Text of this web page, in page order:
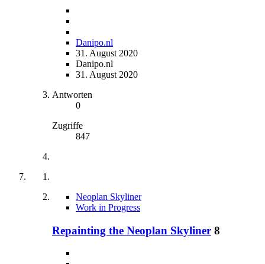
Danipo.nl
31. August 2020
Danipo.nl
31. August 2020
Antworten
0
Zugriffe
847
Neoplan Skyliner
Work in Progress
Repainting the Neoplan Skyliner 8